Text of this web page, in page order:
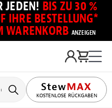
JEDEN! BIS ZU 30 %
IHRE BESTELLUNG*
WARENKORB ANZEIGEN
KOSTENLOSE RÜCKGABEN